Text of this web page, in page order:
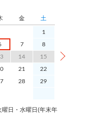
金 土
1
7 8
14 15
21 22
28 29
13
日・水曜日(年末年